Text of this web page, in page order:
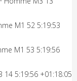
M1 52 5:19:53
M1 53 5:19:56
14 5:19:56 +01:18:05